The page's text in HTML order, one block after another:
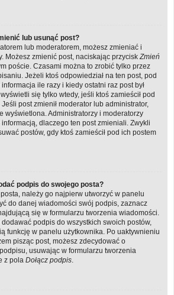
lub usunąć post?
lub moderatorem, możesz zmieniać i
Możesz zmienić post, naciskając przycisk Zmień
poście. Czasami można to zrobić tylko przez
Jeżeli ktoś odpowiedział na ten post, pod
ile razy i kiedy ostatni raz post był
się tylko wtedy, jeśli ktoś zamieścił pod
post zmienił moderator lub administrator,
wyświetlona. Administratorzy i moderatorzy
dlaczego ten post zmieniali. Zwykli
postów, gdy ktoś zamieścił pod ich postem
podpis do swojego posta?
należy go najpierw utworzyć w panelu
do danej wiadomości swój podpis, zaznacz
się w formularzu tworzenia wiadomości.
podpis do wszystkich swoich postów,
funkcję w panelu użytkownika. Po uaktywnieniu
pisząc post, możesz zdecydować o
usuwając w formularzu tworzenia
z pola Dołącz podpis